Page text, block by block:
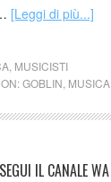
[Leggi di più...]
, MUSICISTI
GOBLIN MUSICA,
SEGUI IL CANALE WA